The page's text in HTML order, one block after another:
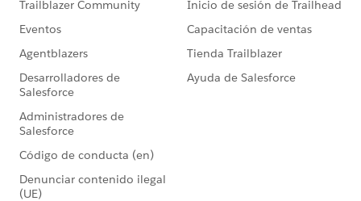
https://www.salesforce.com/jp/company/progra
m-agreement
※こちらでの回答はあくまで社員もしくは有識者の
「アドバイス」となります。正式な回答が必要な場
合はケース起票をお願いします。